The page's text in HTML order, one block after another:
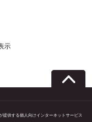
示
供する個人向けインターネットサービス